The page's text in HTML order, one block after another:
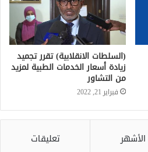
(السلطات الانقلابية) تقرر تجميد
زيادة أسعار الخدمات الطبية لمزيد
من التشاور
فبراير 21, 2022
الأشهر تعليقات